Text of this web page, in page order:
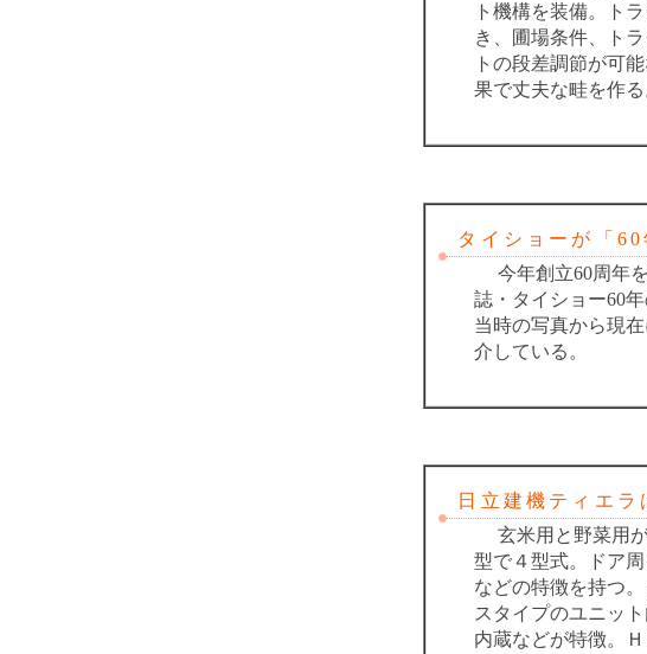
ト機構を装備。ト
き、圃場条件、ト
トの段差調節が可
果で丈夫な畦を作る
タイショーが「60
今年創立60周年を
誌・タイショー60
当時の写真から現
介している。
日立建機ティエラ
玄米用と野菜用が
型で４型式。ドア
などの特徴を持つ
スタイプのユニッ
内蔵などが特徴。